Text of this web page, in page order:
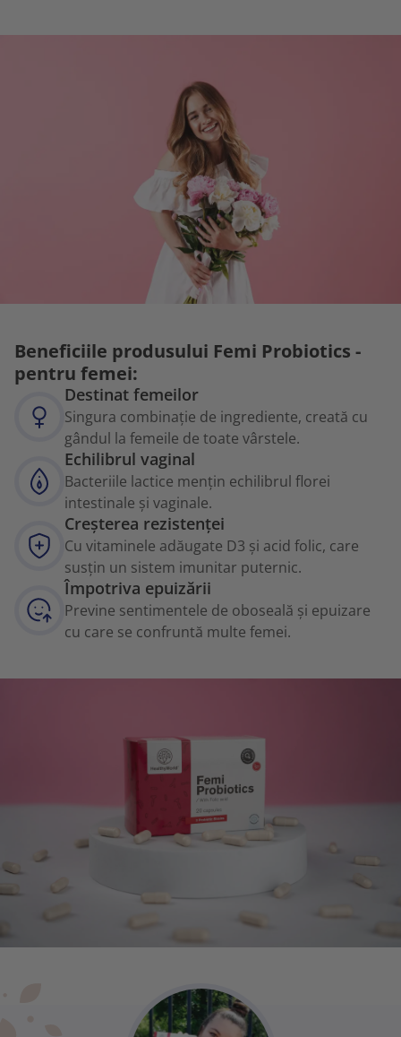
Beneficiile produsului Femi Probiotics -
pentru femei:
Destinat femeilor
Singura combinație de ingrediente, creată cu
gândul la femeile de toate vârstele.
Echilibrul vaginal
Bacteriile lactice mențin echilibrul florei
intestinale și vaginale.
Creșterea rezistenței
Cu vitaminele adăugate D3 și acid folic, care
susțin un sistem imunitar puternic.
Împotriva epuizării
Previne sentimentele de oboseală și epuizare
cu care se confruntă multe femei.